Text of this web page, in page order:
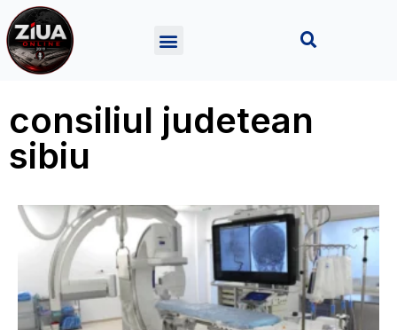
consiliul judetean
sibiu